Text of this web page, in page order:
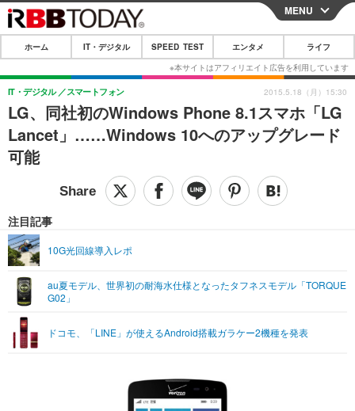
CLOSE
ホーム
IT・デジタル
IT・デジタルTOP スマートフォン
ショッピング その他
SPEED TEST
エンタメ
エンタメTOP 映画・ドラマ
音楽
グラビア ブログ
ペット
その他
リリース一覧
プッシュ通知の停止方法
MENU
ホーム IT・デジタル SPEED TEST エンタメ ライフ
LG、同社初のWindows Phone 8.1スマホ「LG
Lancet」……Windows 10へのアップグレード
可能
IT・デジタル スマートフォン
注目記事
10G光回線導入レポ
au夏モデル、世界初の耐海水仕様となったタフネスモデル「TORQUE
G02」
ドコモ、「LINE」が使えるAndroid搭載ガラケー2機種を発表
2015.5.18（月）15:30